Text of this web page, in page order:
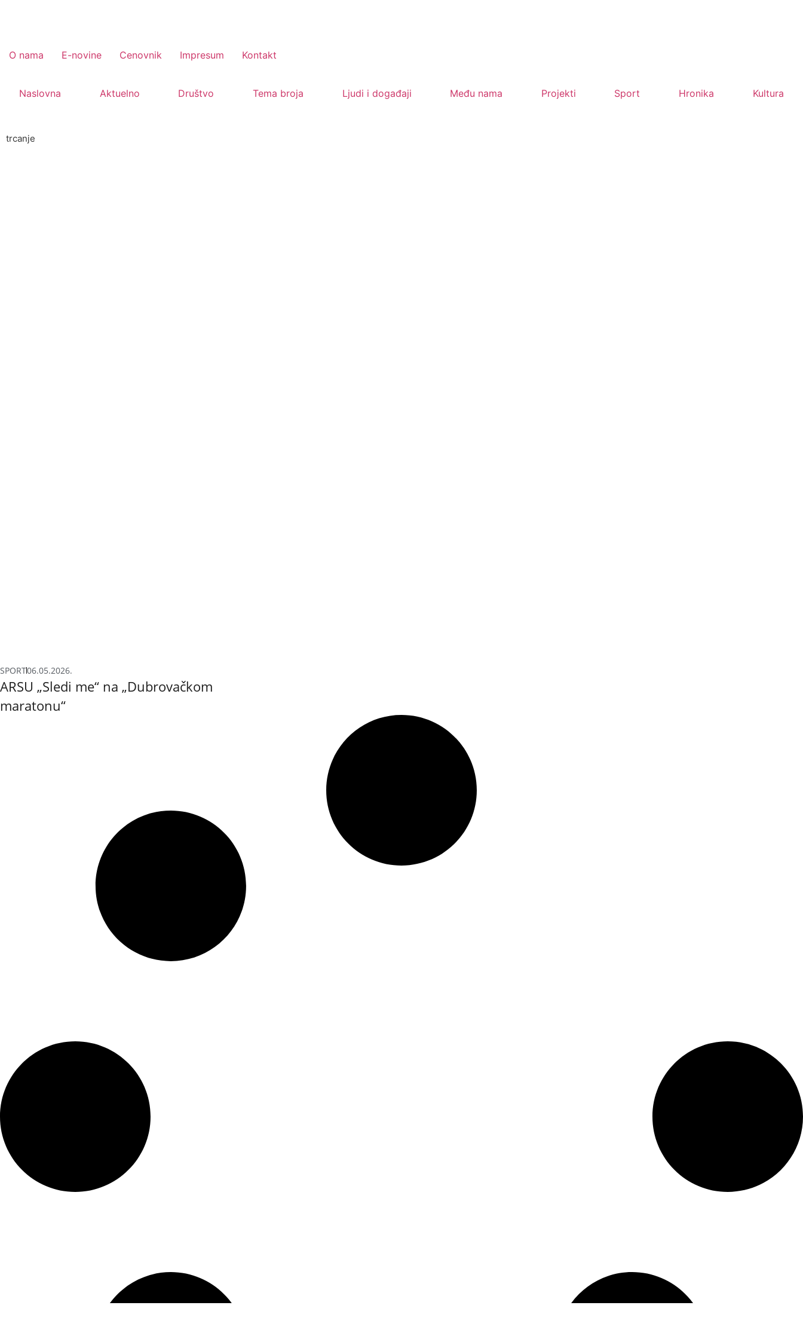
O nama E-novine Cenovnik Impresum Kontakt
Naslovna Aktuelno Društvo Tema broja Ljudi i događaji Među nama Projekti Sport Hronika Kultura
trcanje
SPORT06.05.2026.
ARSU „Sledi me“ na „Dubrovačkom
maratonu“